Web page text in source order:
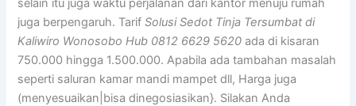
selain itu juga waktu perjalanan dari kantor menuju rumah
juga berpengaruh. TarifSolusi Sedot Tinja Tersumbat di
Kaliwiro Wonosobo Hub 0812 6629 5620 ada di kisaran
750.000 hingga 1.500.000. Apabila ada tambahan masalah
seperti saluran kamar mandi mampet dll, Harga juga
(menyesuaikan|bisa dinegosiasikan}. Silakan Anda